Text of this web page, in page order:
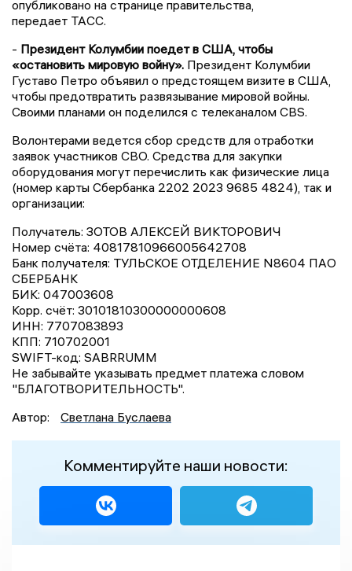
опубликовано на странице правительства,
передает ТАСС.
- Президент Колумбии поедет в США, чтобы
«остановить мировую войну». Президент Колумбии
Густаво Петро объявил о предстоящем визите в США,
чтобы предотвратить развязывание мировой войны.
Своими планами он поделился с телеканалом CBS.
Волонтерами ведется сбор средств для отработки
заявок участников СВО. Средства для закупки
оборудования могут перечислить как физические лица
(номер карты Сбербанка 2202 2023 9685 4824), так и
организации:
Получатель: ЗОТОВ АЛЕКСЕЙ ВИКТОРОВИЧ
Номер счёта: 40817810966005642708
Банк получателя: ТУЛЬСКОЕ ОТДЕЛЕНИЕ N8604 ПАО
СБЕРБАНК
БИК: 047003608
Корр. счёт: 30101810300000000608
ИНН: 7707083893
КПП: 710702001
SWIFT-код: SABRRUMM
Не забывайте указывать предмет платежа словом
"БЛАГОТВОРИТЕЛЬНОСТЬ".
Автор:
Светлана Буслаева
Комментируйте наши новости: